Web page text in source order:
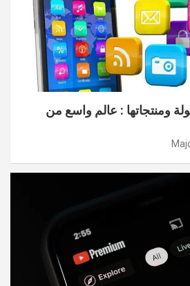
ومنتجاتها : عالم واسع من